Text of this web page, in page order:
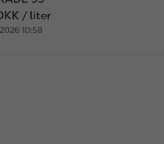
/ liter
10:58